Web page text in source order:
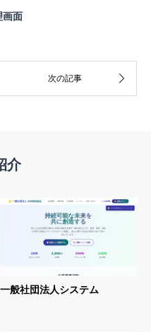
画面
介
一般社団法人システム